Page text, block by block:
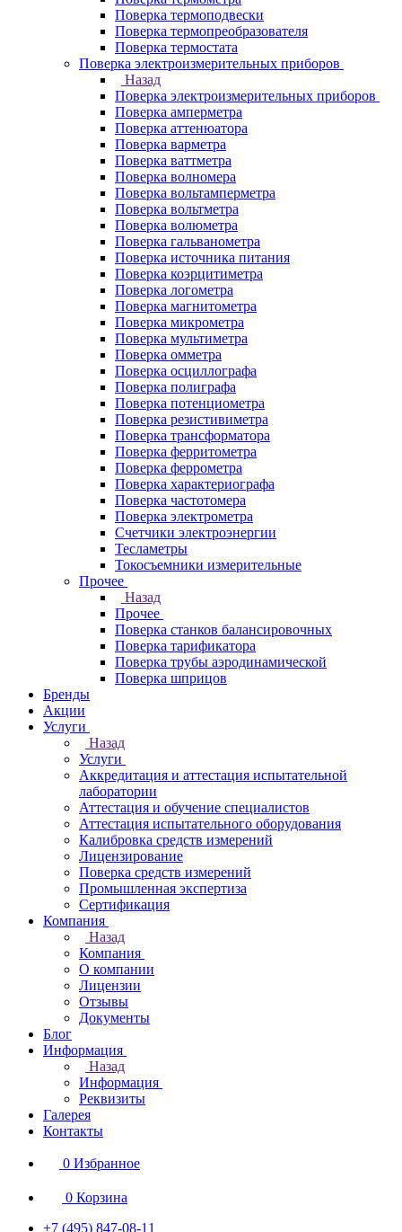
Поверка термоподвески
Поверка термопреобразователя
Поверка термостата
Поверка электроизмерительных приборов
Назад
Поверка электроизмерительных приборов
Поверка амперметра
Поверка аттенюатора
Поверка варметра
Поверка ваттметра
Поверка волномера
Поверка вольтамперметра
Поверка вольтметра
Поверка волюметра
Поверка гальванометра
Поверка источника питания
Поверка коэрцитиметра
Поверка логометра
Поверка магнитометра
Поверка микрометра
Поверка мультиметра
Поверка омметра
Поверка осциллографа
Поверка полиграфа
Поверка потенциометра
Поверка резистивиметра
Поверка трансформатора
Поверка ферритометра
Поверка феррометра
Поверка характериографа
Поверка частотомера
Поверка электрометра
Счетчики электроэнергии
Тесламетры
Токосъемники измерительные
Прочее
Назад
Прочее
Поверка станков балансировочных
Поверка тарификатора
Поверка трубы аэродинамической
Поверка шприцов
Бренды
Акции
Услуги
Назад
Услуги
Аккредитация и аттестация испытательной
лаборатории
Аттестация и обучение специалистов
Аттестация испытательного оборудования
Калибровка средств измерений
Лицензирование
Поверка средств измерений
Промышленная экспертиза
Сертификация
Компания
Назад
Компания
О компании
Лицензии
Отзывы
Документы
Блог
Информация
Назад
Информация
Реквизиты
Галерея
Контакты
0 Избранное
0 Корзина
+7 (495) 847-08-11